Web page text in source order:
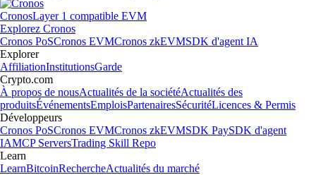
CronosLayer 1 compatible EVM
Explorez Cronos
Cronos PoSCronos EVMCronos zkEVMSDK d'agent IA
Explorer
AffiliationInstitutionsGarde
Crypto.com
À propos de nousActualités de la sociétéActualités des
produitsÉvénementsEmploisPartenairesSécuritéLicences & Permis
Développeurs
Cronos PoSCronos EVMCronos zkEVMSDK PaySDK d'agent
IAMCP ServersTrading Skill Repo
Learn
LearnBitcoinRechercheActualités du marché